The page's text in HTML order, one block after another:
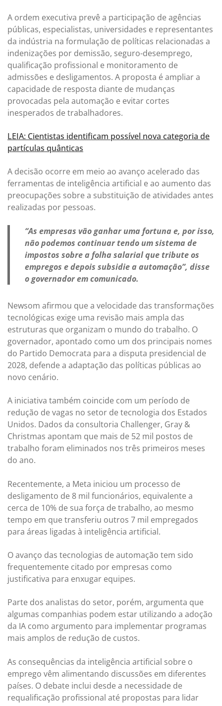
A ordem executiva prevê a participação de agências
públicas, especialistas, universidades e representantes
da indústria na formulação de políticas relacionadas a
indenizações por demissão, seguro-desemprego,
qualificação profissional e monitoramento de
admissões e desligamentos. A proposta é ampliar a
capacidade de resposta diante de mudanças
provocadas pela automação e evitar cortes
inesperados de trabalhadores.
LEIA: Cientistas identificam possível nova categoria de
partículas quânticas
A decisão ocorre em meio ao avanço acelerado das
ferramentas de inteligência artificial e ao aumento das
preocupações sobre a substituição de atividades antes
realizadas por pessoas.
“As empresas vão ganhar uma fortuna e, por isso,
não podemos continuar tendo um sistema de
impostos sobre a folha salarial que tribute os
empregos e depois subsidie a automação”, disse
o governador em comunicado.
Newsom afirmou que a velocidade das transformações
tecnológicas exige uma revisão mais ampla das
estruturas que organizam o mundo do trabalho. O
governador, apontado como um dos principais nomes
do Partido Democrata para a disputa presidencial de
2028, defende a adaptação das políticas públicas ao
novo cenário.
A iniciativa também coincide com um período de
redução de vagas no setor de tecnologia dos Estados
Unidos. Dados da consultoria Challenger, Gray &
Christmas apontam que mais de 52 mil postos de
trabalho foram eliminados nos três primeiros meses
do ano.
Recentemente, a Meta iniciou um processo de
desligamento de 8 mil funcionários, equivalente a
cerca de 10% de sua força de trabalho, ao mesmo
tempo em que transferiu outros 7 mil empregados
para áreas ligadas à inteligência artificial.
O avanço das tecnologias de automação tem sido
frequentemente citado por empresas como
justificativa para enxugar equipes.
Parte dos analistas do setor, porém, argumenta que
algumas companhias podem estar utilizando a adoção
da IA como argumento para implementar programas
mais amplos de redução de custos.
As consequências da inteligência artificial sobre o
emprego vêm alimentando discussões em diferentes
países. O debate inclui desde a necessidade de
requalificação profissional até propostas para lidar